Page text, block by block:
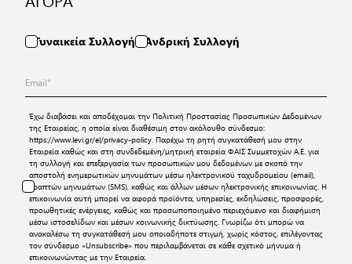
Γυναικεία Συλλογή Ανδρική Συλλογή
Έχω διαβάσει και αποδέχομαι την Πολιτική Προστασίας Προσωπικών Δεδομένων
της Εταιρείας, η οποία είναι διαθέσιμη στον ακόλουθο σύνδεσμο:
https://www.levi.gr/el/privacy-policy. Παρέχω τη ρητή συγκατάθεσή μου στην
Εταιρεία καθώς και στη συνδεδεμένη/μητρική εταιρεία ΦΑΙΣ Συμμετοχών Α.Ε. για
τη συλλογή και επεξεργασία των προσωπικών μου δεδομένων με σκοπό την
αποστολή ενημερωτικών μηνυμάτων μέσω ηλεκτρονικού ταχυδρομείου (email),
γραπτών μηνυμάτων (SMS), καθώς και άλλων μέσων ηλεκτρονικής επικοινωνίας. Η
επικοινωνία αυτή μπορεί να αφορά προϊόντα, υπηρεσίες, εκδηλώσεις, προσφορές,
προωθητικές ενέργειες, καθώς και προσωποποιημένο περιεχόμενο και διαφήμιση
μέσω ιστοσελίδων και μέσων κοινωνικής δικτύωσης. Γνωρίζω ότι μπορώ να
ανακαλέσω τη συγκατάθεσή μου οποιαδήποτε στιγμή, χωρίς κόστος, επιλέγοντας
τον σύνδεσμο «Unsubscribe» που περιλαμβάνεται σε κάθε σχετικό μήνυμα ή
επικοινωνώντας με την Εταιρεία.